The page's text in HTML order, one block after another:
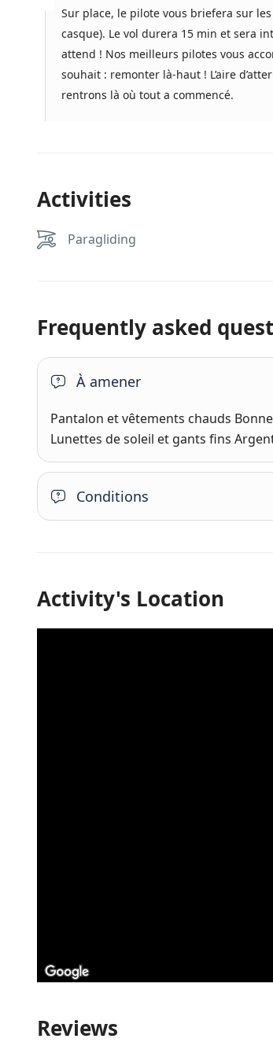
Sur place, le pilote vous briefera sur
casque). Le vol durera 15 min et sera
attend ! Nos meilleurs pilotes vous
souhait : remonter là-haut ! L’aire
rentrons là où tout a commencé.
Activities
Paragliding
Frequently asked
À amener
Pantalon et vêtements chauds
Lunettes de soleil et gants fins
Conditions
Activity's Location
Reviews